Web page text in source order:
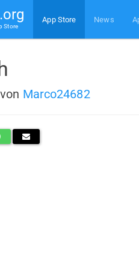
Store
App Store News
Marco24682